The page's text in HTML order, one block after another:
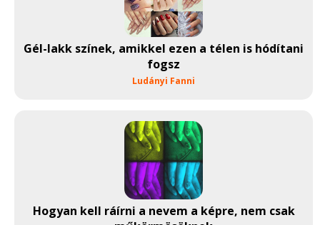
Gél-lakk színek, amikkel ezen a télen is hódítani
fogsz
Ludányi Fanni
Hogyan kell ráírni a nevem a képre, nem csak